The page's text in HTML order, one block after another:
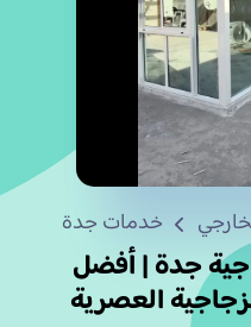
خدمات جدة
جدة | أفضل
العصرية